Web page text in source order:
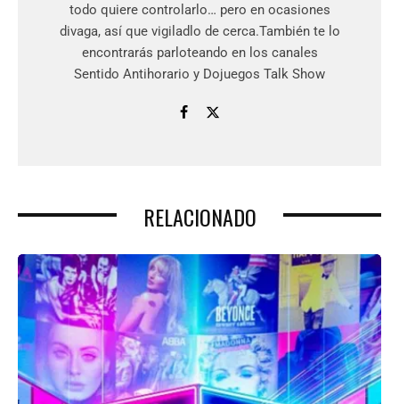
todo quiere controlarlo… pero en ocasiones
divaga, así que vigiladlo de cerca.También te lo
encontrarás parloteando en los canales
Sentido Antihorario y Dojuegos Talk Show
RELACIONADO